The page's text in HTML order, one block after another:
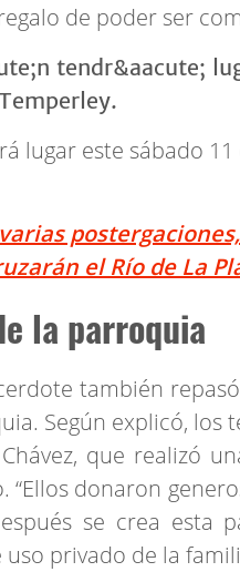
de poder ser
lugar este sábado
el Río de La
la parroquia
también
Según explicó, los
que realizó
“Ellos donaron
se crea esta
privado de la